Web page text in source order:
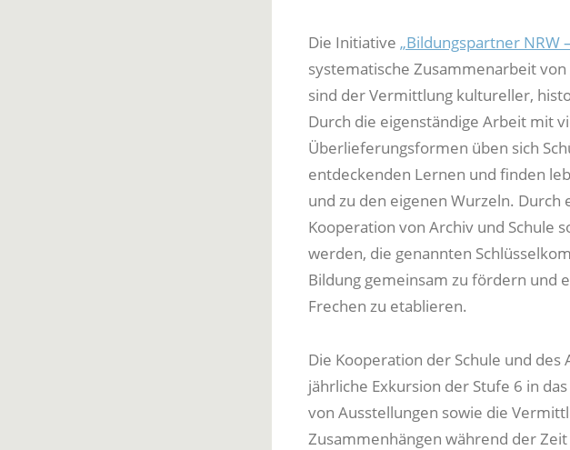
Die Initiative „Bildungspartner NRW
systematische Zusammenarbeit
sind der Vermittlung kultureller,
Durch die eigenständige Arbeit mit
Überlieferungsformen üben sich
entdeckenden Lernen und finden
und zu den eigenen Wurzeln.
Kooperation von Archiv und Schule
werden, die genannten
Bildung gemeinsam zu fördern und
Frechen zu etablieren.
Die Kooperation der Schule und
jährliche Exkursion der Stufe 6 in
von Ausstellungen sowie die
Zusammenhängen während der